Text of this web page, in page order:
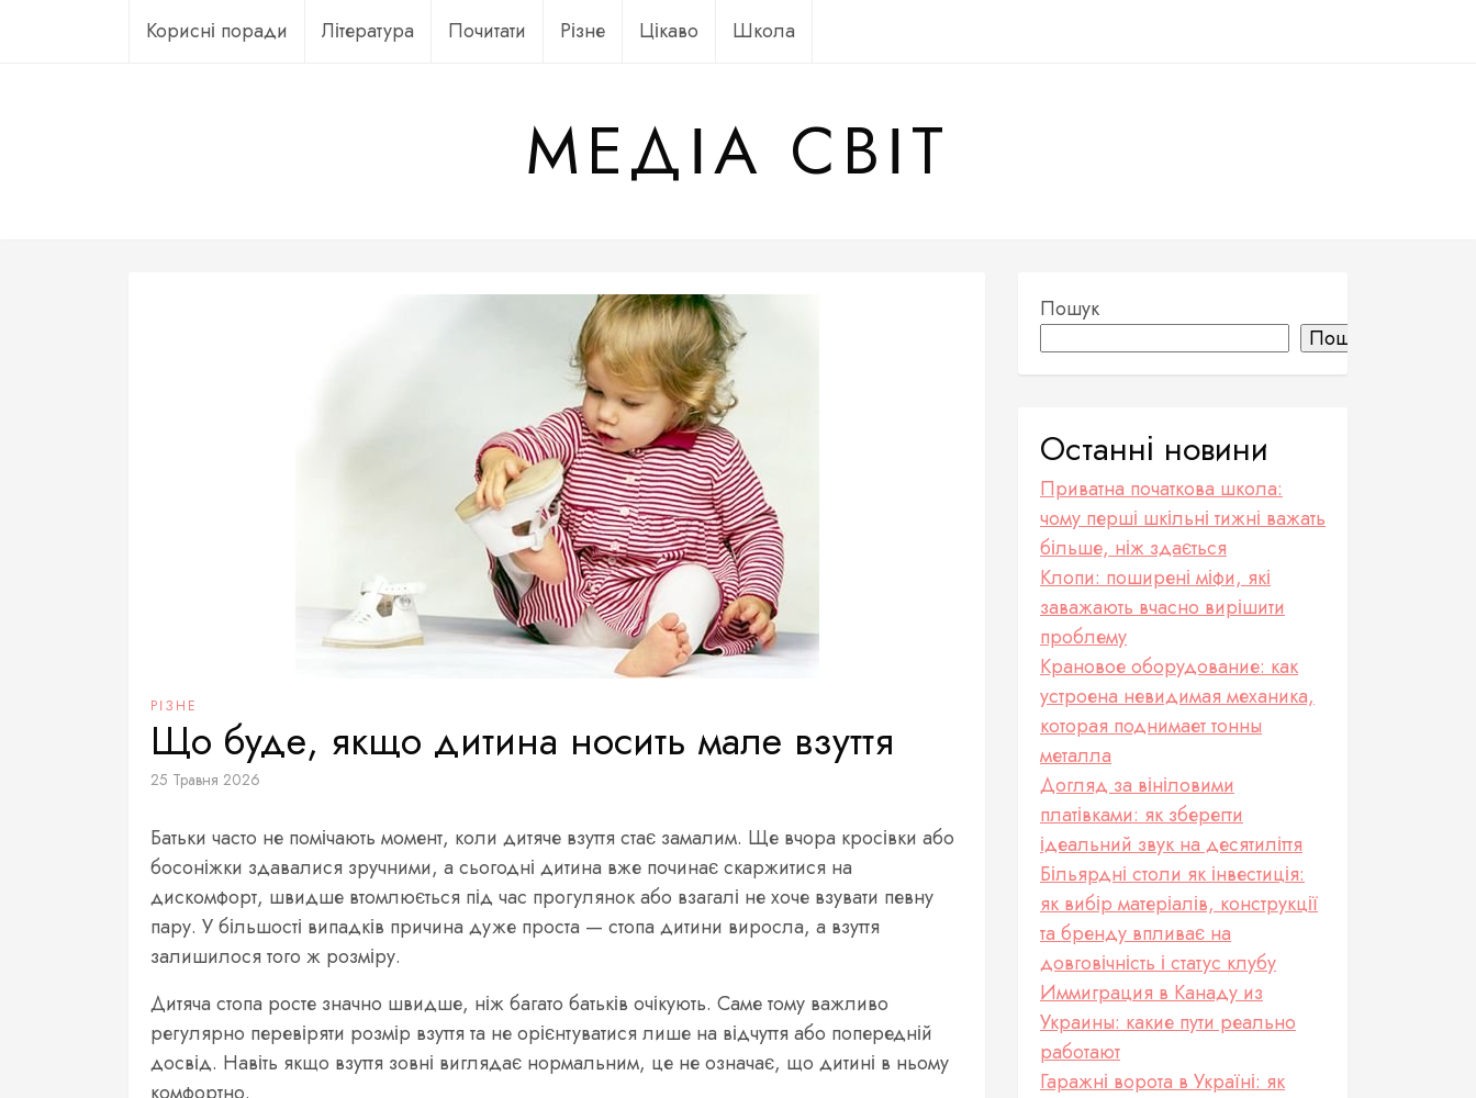
Корисні поради Література Почитати Різне Цікаво Школа
МЕДІА СВІТ
РІЗНЕ
Що буде, якщо дитина носить мале взуття
25 Травня 2026
Батьки часто не помічають момент, коли дитяче взуття стає замалим. Ще вчора кросівки або
босоніжки здавалися зручними, а сьогодні дитина вже починає скаржитися на
дискомфорт, швидше втомлюється під час прогулянок або взагалі не хоче взувати певну
пару. У більшості випадків причина дуже проста — стопа дитини виросла, а взуття
залишилося того ж розміру.
Дитяча стопа росте значно швидше, ніж багато батьків очікують. Саме тому важливо
регулярно перевіряти розмір взуття та не орієнтуватися лише на відчуття або попередній
досвід. Навіть якщо взуття зовні виглядає нормальним, це не означає, що дитині в ньому
Пошук
Пошук
Останні новини
Приватна початкова школа:
чому перші шкільні тижні важать
більше, ніж здається
Клопи: поширені міфи, які
заважають вчасно вирішити
проблему
Крановое оборудование: как
устроена невидимая механика,
которая поднимает тонны
металла
Догляд за вініловими
платівками: як зберегти
ідеальний звук на десятиліття
Більярдні столи як інвестиція:
як вибір матеріалів, конструкції
та бренду впливає на
довговічність і статус клубу
Иммиграция в Канаду из
Украины: какие пути реально
работают
Гаражні ворота в Україні: як